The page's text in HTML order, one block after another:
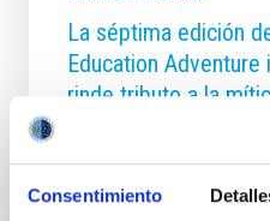
Consentimiento
La séptima edición
Education Adventure
rinde tributo a la
“Nuestro hogar en el
elegido para la nueva
de Verano para